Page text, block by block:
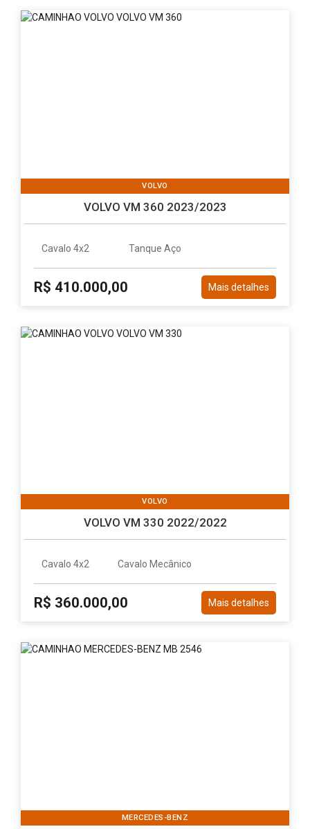
VOLVO
VOLVO VM 360 2023/2023
Cavalo 4x2 Tanque Aço
R$ 410.000,00 Mais detalhes
VOLVO
VOLVO VM 330 2022/2022
Cavalo 4x2 Cavalo Mecânico
R$ 360.000,00 Mais detalhes
MERCEDES-BENZ